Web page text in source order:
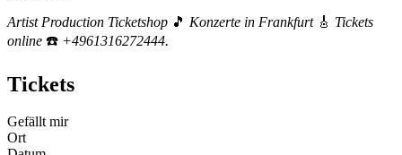
Artist Production Ticketshop 🎵 Konzerte in Frankfurt 🎸 Tickets
online ☎️ +4961316272444.
Tickets
Gefällt mir
Ort